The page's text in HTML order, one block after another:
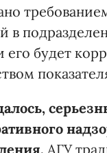
в
будет
АГУ